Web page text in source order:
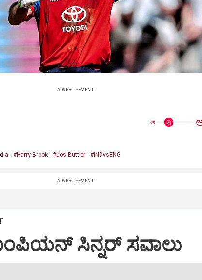
ADVERTISEMENT
ಅ
#Harry Brook #Jos Buttler #INDvsENG
ADVERTISEMENT
ಸಿನ್ನರ್‌ ಸವಾಲು